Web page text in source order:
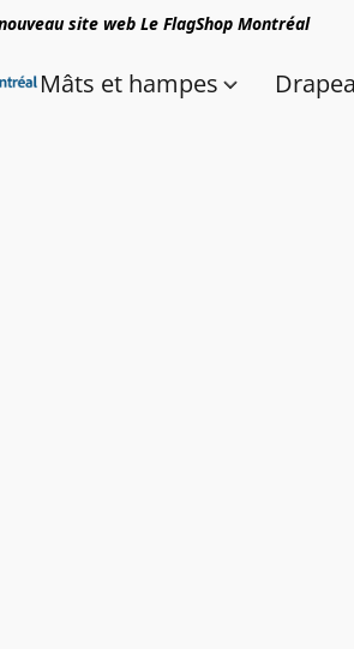
site web Le FlagShop Montréal
Mâts et hampes